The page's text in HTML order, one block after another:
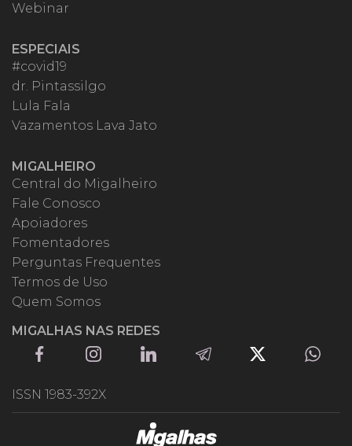
Webinar
ESPECIAIS
#covid19
dr. Pintassilgo
Lula Fala
Vazamentos Lava Jato
MIGALHEIRO
Central do Migalheiro
Fale Conosco
Apoiadores
Fomentadores
Perguntas Frequentes
Termos de Uso
Quem Somos
MIGALHAS NAS REDES
ISSN 1983-392X